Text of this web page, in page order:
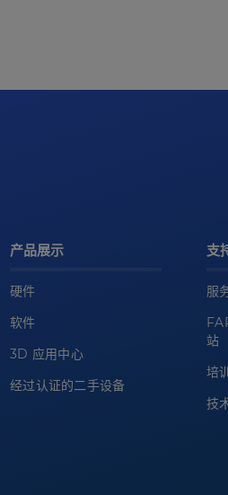
产品展示
硬件
软件
3D 应用中心
经过认证的二手设备
支
服
站
培
技